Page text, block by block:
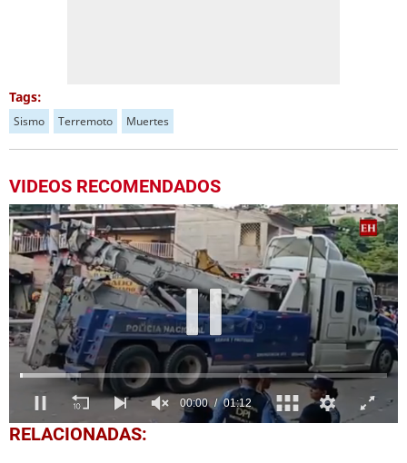
Tags:
Sismo Terremoto Muertes
VIDEOS RECOMENDADOS
0
seconds
RELACIONADAS: